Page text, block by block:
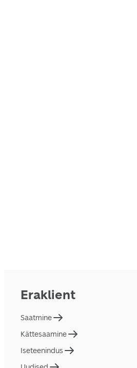
Eraklient
Saatmine
Kättesaamine
Iseteenindus